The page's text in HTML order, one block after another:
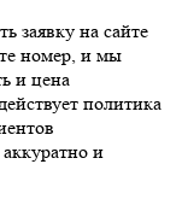
заявку на сайте
номер, и мы
и цена
политика
и